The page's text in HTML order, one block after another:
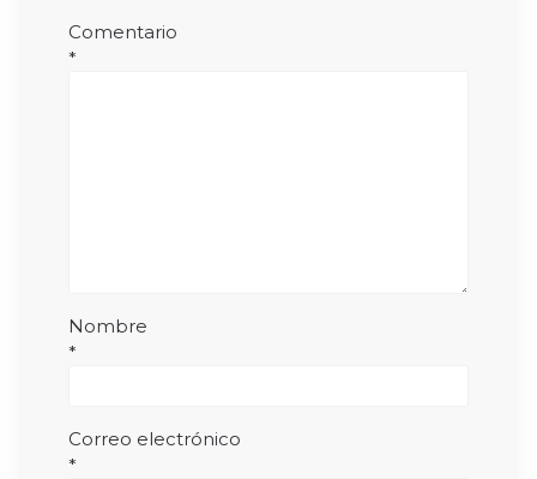
Comentario
*
Nombre
*
Correo electrónico
*